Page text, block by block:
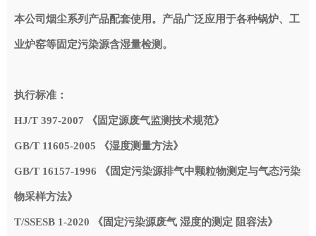
本公司烟尘系列产品配套使用。产品广泛应用于各种锅炉、工
业炉窑等固定污染源含湿量检测。
执行标准：
HJ/T 397-2007 《固定源废气监测技术规范》
GB/T 11605-2005 《湿度测量方法》
GB/T 16157-1996 《固定污染源排气中颗粒物测定与气态污染
物采样方法》
T/SSESB 1-2020 《固定污染源废气 湿度的测定 阻容法》